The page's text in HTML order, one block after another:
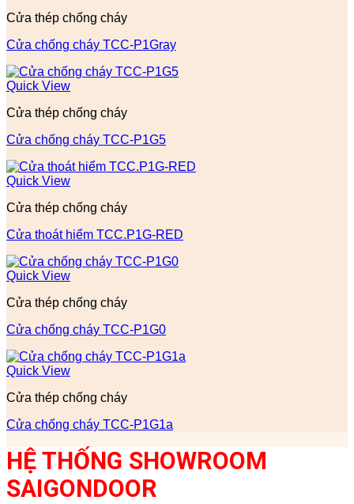
Cửa thép chống cháy
Cửa chống cháy TCC-P1Gray
Quick View
Cửa thép chống cháy
Cửa chống cháy TCC-P1G5
Quick View
Cửa thép chống cháy
Cửa thoát hiểm TCC.P1G-RED
Quick View
Cửa thép chống cháy
Cửa chống cháy TCC-P1G0
Quick View
Cửa thép chống cháy
Cửa chống cháy TCC-P1G1a
HỆ THỐNG SHOWROOM
SAIGONDOOR